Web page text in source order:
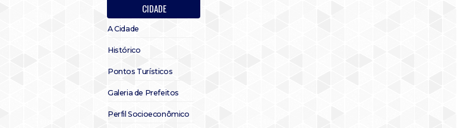
CIDADE
A Cidade
Histórico
Pontos Turísticos
Galeria de Prefeitos
Perfil Socioeconômico